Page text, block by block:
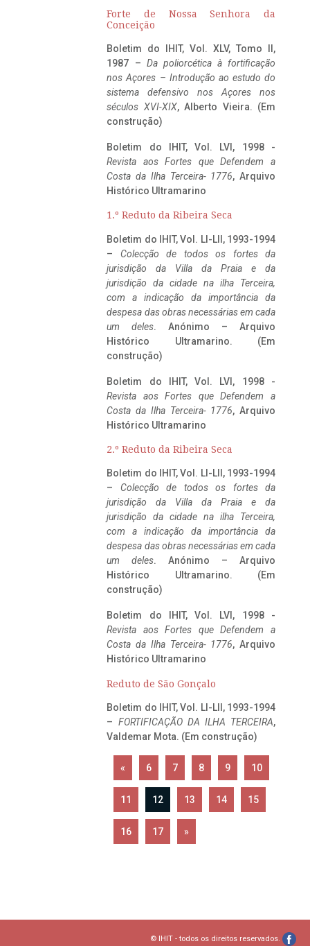
Forte de Nossa Senhora da
Conceição
Boletim do IHIT, Vol. XLV, Tomo II,
1987 – Da poliorcética à fortificação
nos Açores – Introdução ao estudo do
sistema defensivo nos Açores nos
séculos XVI-XIX, Alberto Vieira. (Em
construção)
Boletim do IHIT, Vol. LVI, 1998 -
Revista aos Fortes que Defendem a
Costa da Ilha Terceira- 1776, Arquivo
Histórico Ultramarino
1.º Reduto da Ribeira Seca
Boletim do IHIT, Vol. LI-LII, 1993-1994
– Colecção de todos os fortes da
jurisdição da Villa da Praia e da
jurisdição da cidade na ilha Terceira,
com a indicação da importância da
despesa das obras necessárias em cada
um deles. Anónimo – Arquivo
Histórico Ultramarino. (Em
construção)
Boletim do IHIT, Vol. LVI, 1998 -
Revista aos Fortes que Defendem a
Costa da Ilha Terceira- 1776, Arquivo
Histórico Ultramarino
2.º Reduto da Ribeira Seca
Boletim do IHIT, Vol. LI-LII, 1993-1994
– Colecção de todos os fortes da
jurisdição da Villa da Praia e da
jurisdição da cidade na ilha Terceira,
com a indicação da importância da
despesa das obras necessárias em cada
um deles. Anónimo – Arquivo
Histórico Ultramarino. (Em
construção)
Boletim do IHIT, Vol. LVI, 1998 -
Revista aos Fortes que Defendem a
Costa da Ilha Terceira- 1776, Arquivo
Histórico Ultramarino
Reduto de São Gonçalo
Boletim do IHIT, Vol. LI-LII, 1993-1994
– FORTIFICAÇÃO DA ILHA TERCEIRA,
Valdemar Mota. (Em construção)
« 6 7 8 9 10
11 12 13 14 15
16 17 »
© IHIT - todos os direitos reservados.